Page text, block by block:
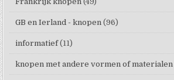
GB en Ierland - knopen (96)
informatief (11)
knopen met andere vormen of materialen